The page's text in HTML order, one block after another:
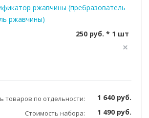
ржавчины (пребразователь
ржавчины)
250 руб. * 1 шт
товаров по отдельности: 1 640 руб.
Стоимость набора: 1 490 руб.